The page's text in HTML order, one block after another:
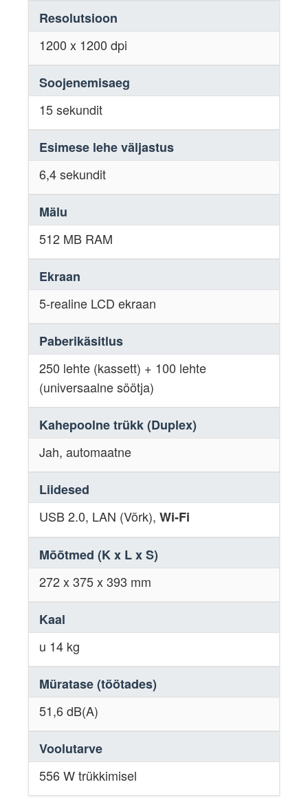
Resolutsioon
1200 x 1200 dpi
Soojenemisaeg
15 sekundit
Esimese lehe väljastus
6,4 sekundit
Mälu
512 MB RAM
Ekraan
5-realine LCD ekraan
Paberikäsitlus
250 lehte (kassett) + 100 lehte
(universaalne söötja)
Kahepoolne trükk (Duplex)
Jah, automaatne
Liidesed
USB 2.0, LAN (Võrk), Wi-Fi
Mõõtmed (K x L x S)
272 x 375 x 393 mm
Kaal
u 14 kg
Müratase (töötades)
51,6 dB(A)
Voolutarve
556 W trükkimisel